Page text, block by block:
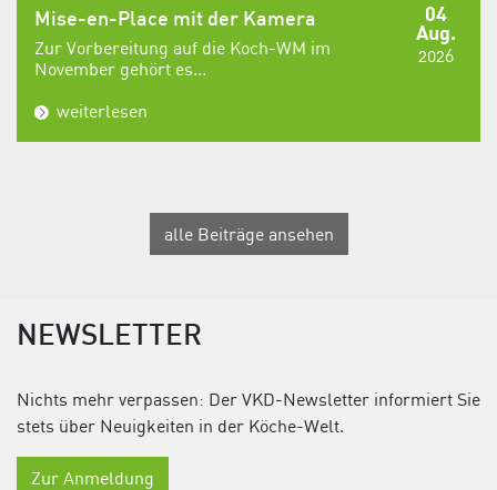
04
Aug.
2026
Mise-en-Place mit der Kamera
Zur Vorbereitung auf die Koch-WM im
November gehört es...
weiterlesen
alle Beiträge ansehen
NEWSLETTER
Nichts mehr verpassen: Der VKD-Newsletter informiert Sie
stets über Neuigkeiten in der Köche-Welt.
Zur Anmeldung